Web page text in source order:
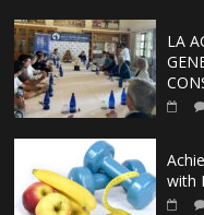
LA
with